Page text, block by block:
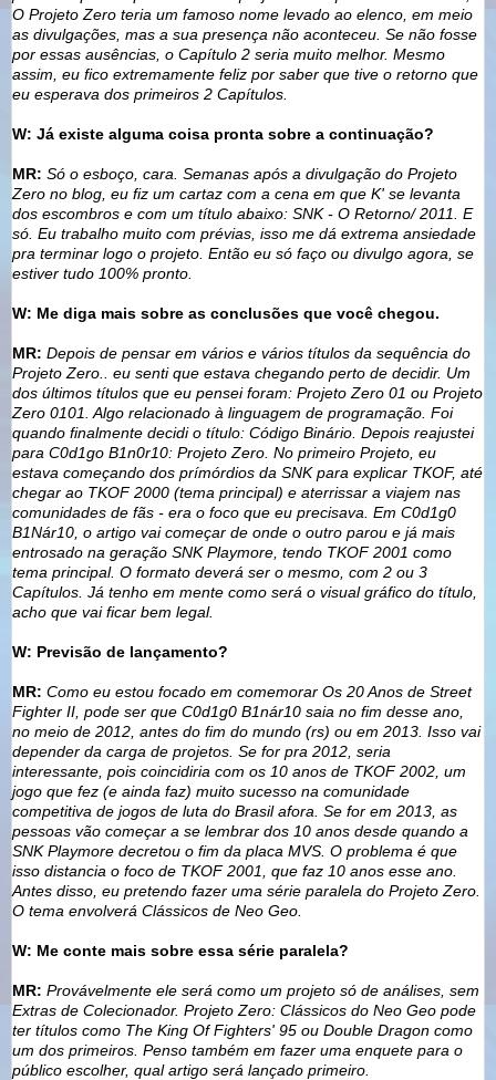
O Projeto Zero teria um famoso nome levado ao elenco, em meio
as divulgações, mas a sua presença não aconteceu. Se não fosse
por essas ausências, o Capítulo 2 seria muito melhor. Mesmo
assim, eu fico extremamente feliz por saber que tive o retorno que
eu esperava dos primeiros 2 Capítulos.
W: Já existe alguma coisa pronta sobre a continuação?
MR: Só o esboço, cara. Semanas após a divulgação do Projeto
Zero no blog, eu fiz um cartaz com a cena em que K' se levanta
dos escombros e com um título abaixo: SNK - O Retorno/ 2011. E
só. Eu trabalho muito com prévias, isso me dá extrema ansiedade
pra terminar logo o projeto. Então eu só faço ou divulgo agora, se
estiver tudo 100% pronto.
W: Me diga mais sobre as conclusões que você chegou.
MR: Depois de pensar em vários e vários títulos da sequência do
Projeto Zero.. eu senti que estava chegando perto de decidir. Um
dos últimos títulos que eu pensei foram: Projeto Zero 01 ou Projeto
Zero 0101. Algo relacionado à linguagem de programação. Foi
quando finalmente decidi o título: Código Binário. Depois reajustei
para C0d1go B1n0r10: Projeto Zero. No primeiro Projeto, eu
estava começando dos prímórdios da SNK para explicar TKOF, até
chegar ao TKOF 2000 (tema principal) e aterrissar a viajem nas
comunidades de fãs - era o foco que eu precisava. Em C0d1g0
B1Nár10, o artigo vai começar de onde o outro parou e já mais
entrosado na geração SNK Playmore, tendo TKOF 2001 como
tema principal. O formato deverá ser o mesmo, com 2 ou 3
Capítulos. Já tenho em mente como será o visual gráfico do título,
acho que vai ficar bem legal.
W: Previsão de lançamento?
MR: Como eu estou focado em comemorar Os 20 Anos de Street
Fighter II, pode ser que C0d1g0 B1nár10 saia no fim desse ano,
no meio de 2012, antes do fim do mundo (rs) ou em 2013. Isso vai
depender da carga de projetos. Se for pra 2012, seria
interessante, pois coincidiria com os 10 anos de TKOF 2002, um
jogo que fez (e ainda faz) muito sucesso na comunidade
competitiva de jogos de luta do Brasil afora. Se for em 2013, as
pessoas vão começar a se lembrar dos 10 anos desde quando a
SNK Playmore decretou o fim da placa MVS. O problema é que
isso distancia o foco de TKOF 2001, que faz 10 anos esse ano.
Antes disso, eu pretendo fazer uma série paralela do Projeto Zero.
O tema envolverá Clássicos de Neo Geo.
W: Me conte mais sobre essa série paralela?
MR: Provávelmente ele será como um projeto só de análises, sem
Extras de Colecionador. Projeto Zero: Clássicos do Neo Geo pode
ter títulos como The King Of Fighters' 95 ou Double Dragon como
um dos primeiros. Penso também em fazer uma enquete para o
público escolher, qual artigo será lançado primeiro.